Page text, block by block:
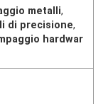
metalli,
di precisione,
hardwar